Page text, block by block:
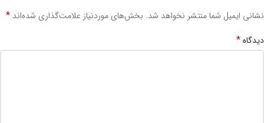
نشانی ایمیل شما منتشر نخواهد شد. بخش‌های موردنیاز علامت‌گذاری شده‌اند *
دیدگاه*